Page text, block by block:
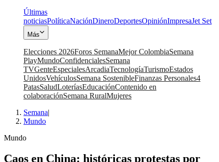
Últimas
noticiasPolíticaNaciónDineroDeportesOpiniónImpresaJet Set
Más
Elecciones 2026Foros SemanaMejor ColombiaSemana
PlayMundoConfidencialesSemana
TVGenteEspecialesArcadiaTecnologíaTurismoEstados
UnidosVehículosSemana SostenibleFinanzas Personales4
PatasSaludLoteríasEducaciónContenido en
colaboraciónSemana RuralMujeres
Semana|
Mundo
Mundo
Caos en China: históricas protestas por